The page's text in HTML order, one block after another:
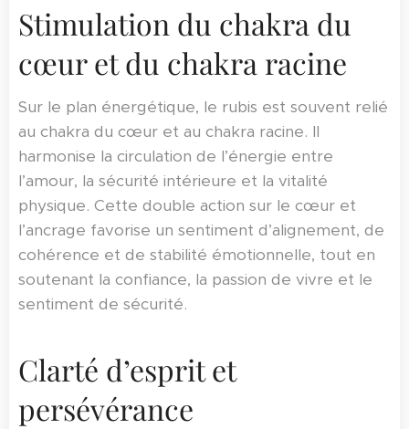
Stimulation du chakra du
cœur et du chakra racine
Sur le plan énergétique, le rubis est souvent relié
au chakra du cœur et au chakra racine. Il
harmonise la circulation de l’énergie entre
l’amour, la sécurité intérieure et la vitalité
physique. Cette double action sur le cœur et
l’ancrage favorise un sentiment d’alignement, de
cohérence et de stabilité émotionnelle, tout en
soutenant la confiance, la passion de vivre et le
sentiment de sécurité.
Clarté d’esprit et
persévérance